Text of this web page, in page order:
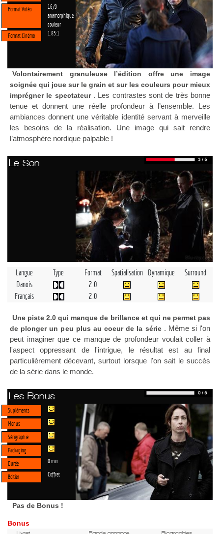
Format Vidéo
16/9
anamorphique
couleur
Format Cinéma
1.85:1
Volontairement granuleuse l’édition offre une image
soignée qui joue sur le grain et sur les couleurs pour mieux
imprégner le spectateur . Les contrastes sont de très bonne
tenue et donnent une réelle profondeur à l’ensemble. Les
ambiances donnent une véritable identité servant à merveille
les besoins de la réalisation. Une image qui sait rendre
l’atmosphère nordique palpable !
Le Son
Langue Type Format Spatialisation Dynamique
Surround
Danois
2.0
Français
2.0
Une piste 2.0 qui manque de brillance et qui ne permet pas
de plonger un peu plus au coeur de la série . Même si l'on
peut imaginer que ce manque de profondeur voulait coller à
l'aspect oppressant de l'intrigue, le résultat est au final
particulièrement décevant, surtout lorsque l'on sait le succès
de la série dans le monde.
Les Bonus
Supléments
Menus
Sérigraphie
Packaging
Durée
0 min
Boitier Coffret
Pas de Bonus !
Bonus